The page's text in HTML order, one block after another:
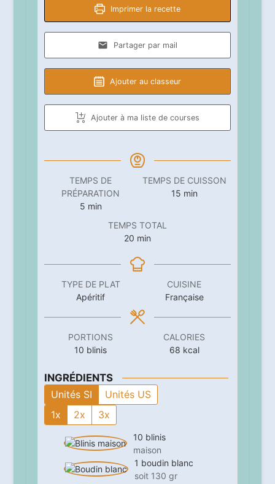
Imprimer la recette
Partager par mail
Ajouter au classeur
Ajouter à ma liste de courses
TEMPS DE
PRÉPARATION
5minutes
min
TEMPS DE CUISSON
15minutes
min
TEMPS TOTAL
20minutes
min
TYPE DE PLAT
Apéritif
CUISINE
Française
PORTIONS
10 blinis
CALORIES
68 kcal
INGRÉDIENTS
Unités SI
Unités US
1x
2x 3x
10 blinis
maison
1 boudin blanc
soit 130 gr